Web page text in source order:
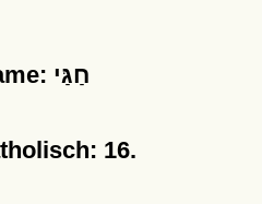
hebräischer Name: חַגַּי
16.